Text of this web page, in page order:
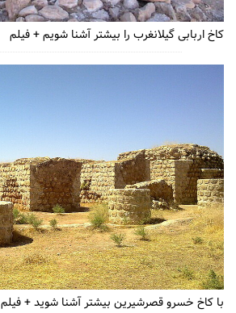
کاخ اربابی گیلانغرب را بیشتر آشنا شویم + فیلم
با کاخ خسرو قصرشیرین بیشتر آشنا شوید + فیلم